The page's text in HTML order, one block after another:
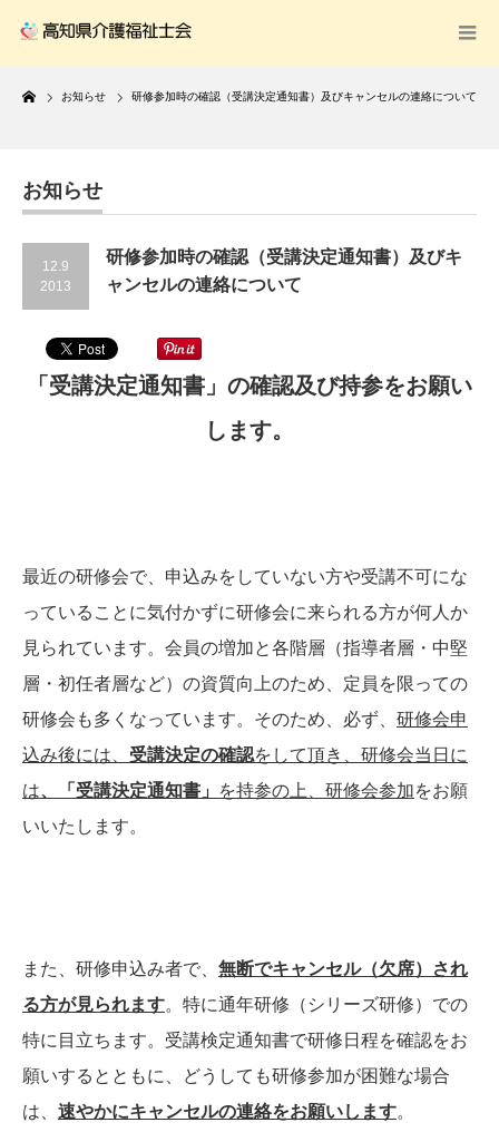
Home
お知らせ 研修参加時の確認（受講決定通知書）及びキャンセルの連絡について
お知らせ
12.9
2013
研修参加時の確認（受講決定通知書）及びキ
ャンセルの連絡について
「受講決定通知書」の確認及び持参をお願い
します。
最近の研修会で、申込みをしていない方や受講不可にな
っていることに気付かずに研修会に来られる方が何人か
見られています。会員の増加と各階層（指導者層・中堅
層・初任者層など）の資質向上のため、定員を限っての
研修会も多くなっています。そのため、必ず、 研修会申
込み後には、 受講決定の確認をして頂き、研修会当日に
は、「受講決定通知書」 を持参の上、研修会参加をお願
いいたします。
また、研修申込み者で、 無断でキャンセル（欠席）され
る方が見られます。特に通年研修（シリーズ研修）での
特に目立ちます。受講検定通知書で研修日程を確認をお
願いするとともに、どうしても研修参加が困難な場合
は、 速やかにキャンセルの連絡をお願いします。